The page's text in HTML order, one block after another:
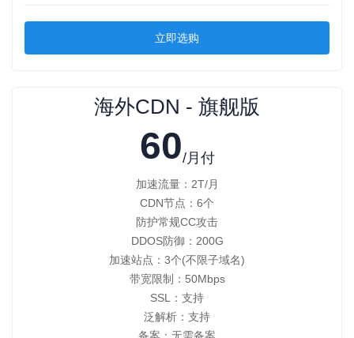
立即选购
海外CDN - 旗舰版
60/月付
加速流量：2T/月
CDN节点：6个
防护常规CC攻击
DDOS防御：200G
加速站点：3个(不限子域名)
带宽限制：50Mbps
SSL：支持
泛解析：支持